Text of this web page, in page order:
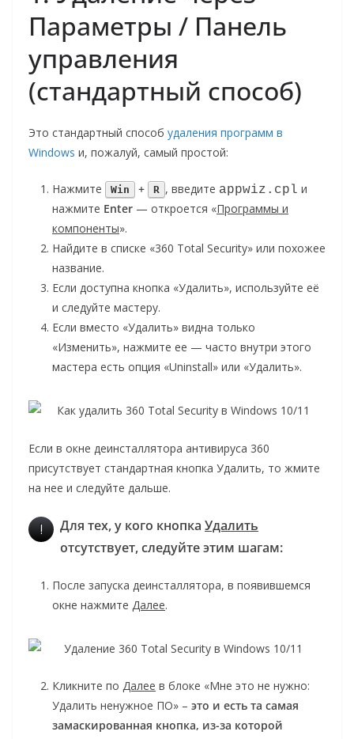
Параметры / Панель
управления
(стандартный способ)
Это стандартный способ удаления программ в
Windows и, пожалуй, самый простой:
Нажмите Win + R , введите appwiz.cpl и
нажмите Enter — откроется «Программы и
компоненты».
Найдите в списке «360 Total Security» или похожее
название.
Если доступна кнопка «Удалить», используйте её
и следуйте мастеру.
Если вместо «Удалить» видна только
«Изменить», нажмите ее — часто внутри этого
мастера есть опция «Uninstall» или «Удалить».
Если в окне деинсталлятора антивируса 360
присутствует стандартная кнопка Удалить, то жмите
на нее и следуйте дальше.
! Для тех, у кого кнопка Удалить
отсутствует, следуйте этим шагам:
После запуска деинсталлятора, в появившемся
окне нажмите Далее.
Кликните по Далее в блоке «Мне это не нужно:
Удалить ненужное ПО» – это и есть та самая
замаскированная кнопка, из-за которой